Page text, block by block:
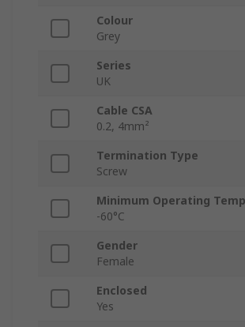
Colour
Grey
Series
UK
Cable CSA
0.2, 4mm²
Termination Type
Screw
Minimum Operating
-60°C
Gender
Female
Enclosed
Yes